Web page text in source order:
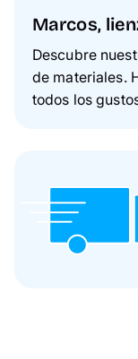
Marcos,
Descubre
de materiales.
todos los